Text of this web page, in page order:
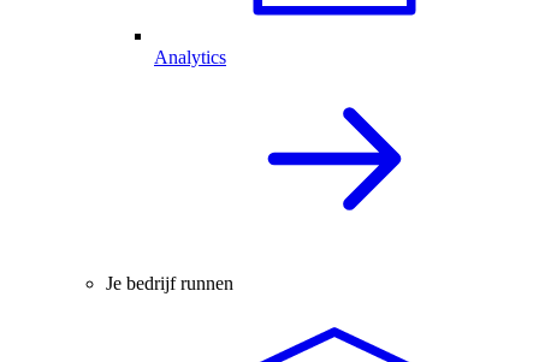
Analytics
Je bedrijf runnen